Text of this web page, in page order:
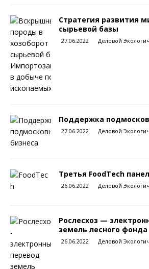
Стратегия развития
сырьевой базы
27.06.2022 Деловой
Поддержка
27.06.2022 Деловой
Третья FoodTech
26.06.2022 Деловой
Рослесхоз —
земель лесного фонда
26.06.2022 Деловой